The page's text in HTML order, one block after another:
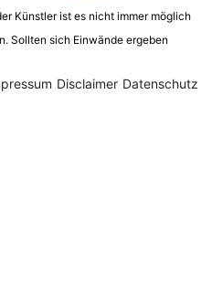
Künstler ist es nicht immer möglich
Sollten sich Einwände ergeben
Datenschutz
Disclaimer